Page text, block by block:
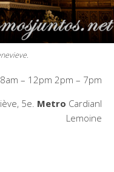
– 12pm 2pm – 7pm
5e. Metro Cardianl
Lemoine